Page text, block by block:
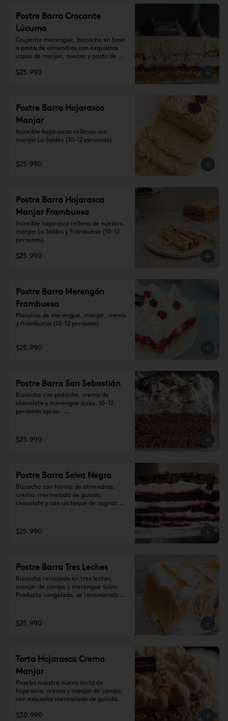
Postre Barra Crocante
Lúcuma
Crujiente merengue, bizcocho en base
a pasta de almendras con exquisitas
capas de manjar, nueces y pasta de
(10-12 personas)
$25.990
Postre Barra Hojarasca
Manjar
Increíble hojarascas rellenas con
manjar Lo Saldes (10-12 personas)
$25.990
Postre Barra Hojarasca
Manjar Frambuesa
Increíble hojarasca rellena de nuestro
manjar Lo Saldes y frambuesa (10-12
personas)
$25.990
Postre Barra Merengón
Frambuesa
Planchas de merengue, manjar, crema
y frambuesa (10-12 personas)
$25.990
Postre Barra San Sebastián
Bizcocho con pistacho, crema de
chocolate y merengue suizo, 10-12
personas aprox.
consumir.
$25.990
Postre Barra Selva Negra
Bizcocho con harina de almendras,
crema, mermelada de guinda,
chocolate y con un toque de cognac
$25.990
Postre Barra Tres Leches
Bizcocho remojado en tres leches,
manjar de campo y merengue suizo.
Producto congelado, se recomienda
$25.990
Torta Hojarasca Crema
Manjar
Prueba nuestra nueva torta de
hojarasca, crema y manjar de campo,
con exquisita mermelada de guinda.
$30.990